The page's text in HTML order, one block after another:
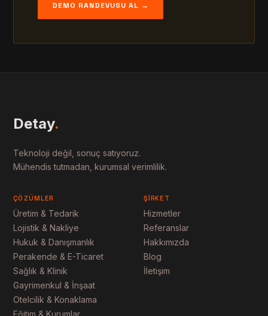
DEMO RANDEVUSU AL →
Detay.
Teknoloji değil, sonuç satıyoruz.
Mühendis tutmadan, kurumsal verimlilik.
ÇÖZÜMLER
Üretim & Tedarik
Lojistik & Nakliye
Hukuk & Danışmanlık
Perakende & E-Ticaret
Sağlık & Klinik
Gayrimenkul & İnşaat
Otelcilik & Konaklama
ŞIRKET
Hizmetler
Referanslar
Hakkımızda
Blog
İletişim